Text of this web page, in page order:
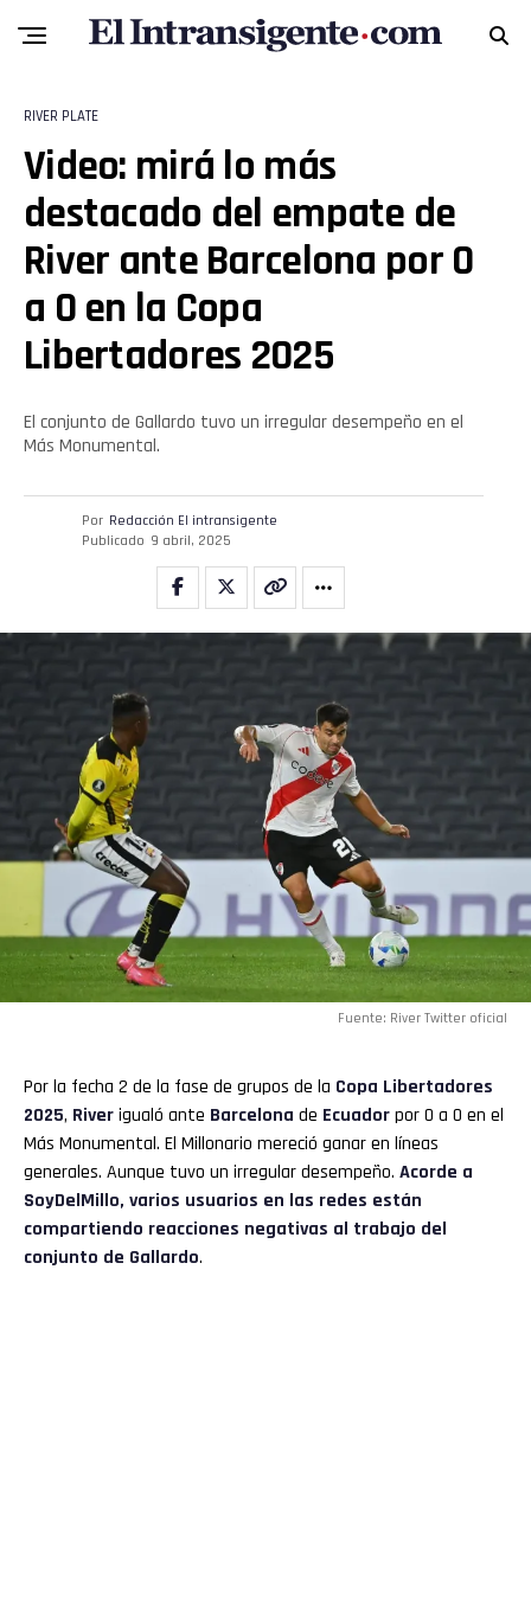
RIVER PLATE
Video: mirá lo más
destacado del empate de
River ante Barcelona por 0
a 0 en la Copa
Libertadores 2025
El conjunto de Gallardo tuvo un irregular desempeño en el
Más Monumental.
Por Redacción El intransigente
Publicado 9 abril, 2025
Fuente: River Twitter oficial
Por la fecha 2 de la fase de grupos de la Copa Libertadores
2025, Riverigualó ante Barcelona de Ecuadorpor 0 a 0 en el
Más Monumental. El Millonario mereció ganar en líneas
generales. Aunque tuvo un irregular desempeño. Acorde a
SoyDelMillo, varios usuarios en las redes están
compartiendo reacciones negativas al trabajo del
conjunto de Gallardo.
Flipboard
Email